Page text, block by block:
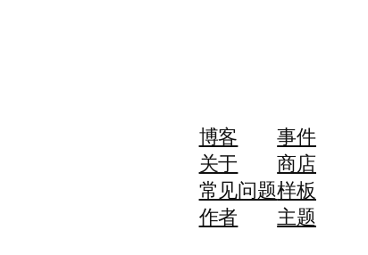
博客
关于
常见问题
作者
事件
商店
样板
主题